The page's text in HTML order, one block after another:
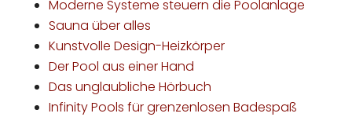
Moderne Systeme steuern die Poolanlage
Sauna über alles
Kunstvolle Design-Heizkörper
Der Pool aus einer Hand
Das unglaubliche Hörbuch
Infinity Pools für grenzenlosen Badespaß